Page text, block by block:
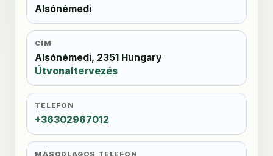
Alsónémedi
CÍM
Alsónémedi, 2351 Hungary
Útvonaltervezés
TELEFON
+36302967012
MÁSODLAGOS TELEFON